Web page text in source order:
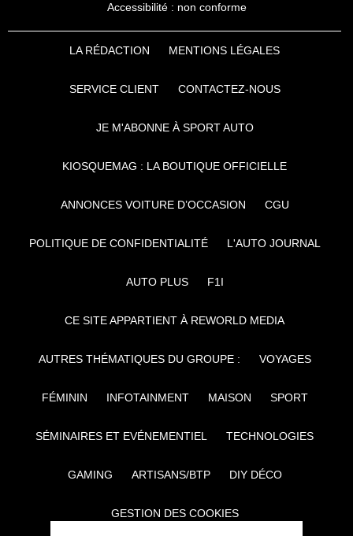
Accessibilité : non conforme
LA RÉDACTION MENTIONS LÉGALES
SERVICE CLIENT CONTACTEZ-NOUS
JE M'ABONNE À SPORT AUTO
KIOSQUEMAG : LA BOUTIQUE OFFICIELLE
ANNONCES VOITURE D’OCCASION CGU
POLITIQUE DE CONFIDENTIALITÉ L'AUTO JOURNAL
AUTO PLUS F1I
CE SITE APPARTIENT À REWORLD MEDIA
AUTRES THÉMATIQUES DU GROUPE : VOYAGES
FÉMININ INFOTAINMENT MAISON SPORT
SÉMINAIRES ET EVÉNEMENTIEL TECHNOLOGIES
GAMING ARTISANS/BTP DIY DÉCO
GESTION DES COOKIES